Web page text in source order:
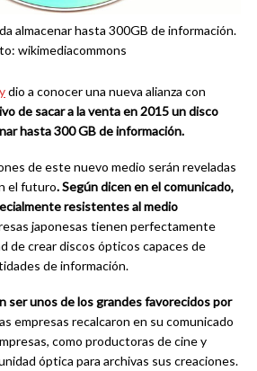
almacenar hasta 300GB de información.
wikimediacommons
dio a conocer una nueva alianza con
de sacar a la venta en 2015 un disco
hasta 300 GB de información.
de este nuevo medio serán reveladas
el futuro. Según dicen en el comunicado,
resistentes al medio
japonesas tienen perfectamente
de crear discos ópticos capaces de
de información.
ser unos de los grandes favorecidos por
empresas recalcaron en su comunicado
como productoras de cine y
óptica para archivas sus creaciones.